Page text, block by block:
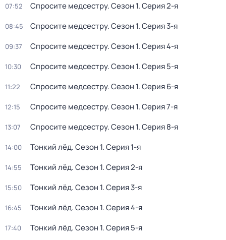
07:52 Спросите медсестру. Сезон 1. Серия 2-я
08:45 Спросите медсестру. Сезон 1. Серия 3-я
09:37 Спросите медсестру. Сезон 1. Серия 4-я
10:30 Спросите медсестру. Сезон 1. Серия 5-я
11:22 Спросите медсестру. Сезон 1. Серия 6-я
12:15 Спросите медсестру. Сезон 1. Серия 7-я
13:07 Спросите медсестру. Сезон 1. Серия 8-я
14:00 Тонкий лёд. Сезон 1. Серия 1-я
14:55 Тонкий лёд. Сезон 1. Серия 2-я
15:50 Тонкий лёд. Сезон 1. Серия 3-я
16:45 Тонкий лёд. Сезон 1. Серия 4-я
17:40 Тонкий лёд. Сезон 1. Серия 5-я